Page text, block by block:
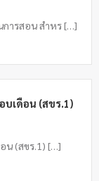
การสอน สำหร […]
บเดือน (สขร.1)
น (สขร.1) […]